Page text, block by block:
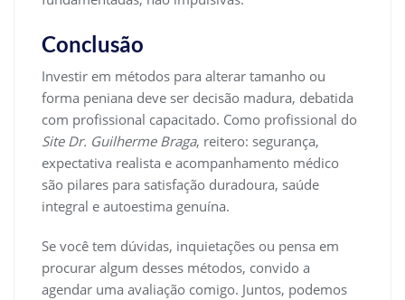
Conclusão
Investir em métodos para alterar tamanho ou
forma peniana deve ser decisão madura, debatida
com profissional capacitado. Como profissional do
Site Dr. Guilherme Braga, reitero: segurança,
expectativa realista e acompanhamento médico
são pilares para satisfação duradoura, saúde
integral e autoestima genuína.
Se você tem dúvidas, inquietações ou pensa em
procurar algum desses métodos, convido a
agendar uma avaliação comigo. Juntos, podemos